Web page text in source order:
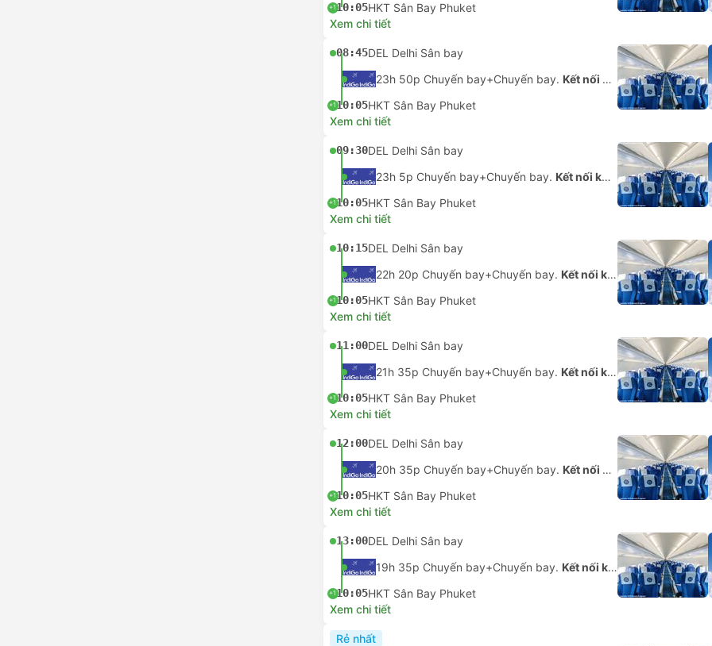
+110:05HKT Sân Bay Phuket
Xem chi tiết
08:45DEL Delhi Sân bay
23h 50p Chuyến bay+Chuyến bay. Kết nối không được đảm bảo
+110:05HKT Sân Bay Phuket
Xem chi tiết
09:30DEL Delhi Sân bay
23h 5p Chuyến bay+Chuyến bay. Kết nối không được đảm bảo
+110:05HKT Sân Bay Phuket
Xem chi tiết
10:15DEL Delhi Sân bay
22h 20p Chuyến bay+Chuyến bay. Kết nối không được đảm bảo
+110:05HKT Sân Bay Phuket
Xem chi tiết
11:00DEL Delhi Sân bay
21h 35p Chuyến bay+Chuyến bay. Kết nối không được đảm bảo
+110:05HKT Sân Bay Phuket
Xem chi tiết
12:00DEL Delhi Sân bay
20h 35p Chuyến bay+Chuyến bay. Kết nối không được đảm bảo
+110:05HKT Sân Bay Phuket
Xem chi tiết
13:00DEL Delhi Sân bay
19h 35p Chuyến bay+Chuyến bay. Kết nối không được đảm bảo
+110:05HKT Sân Bay Phuket
Xem chi tiết
Rẻ nhất